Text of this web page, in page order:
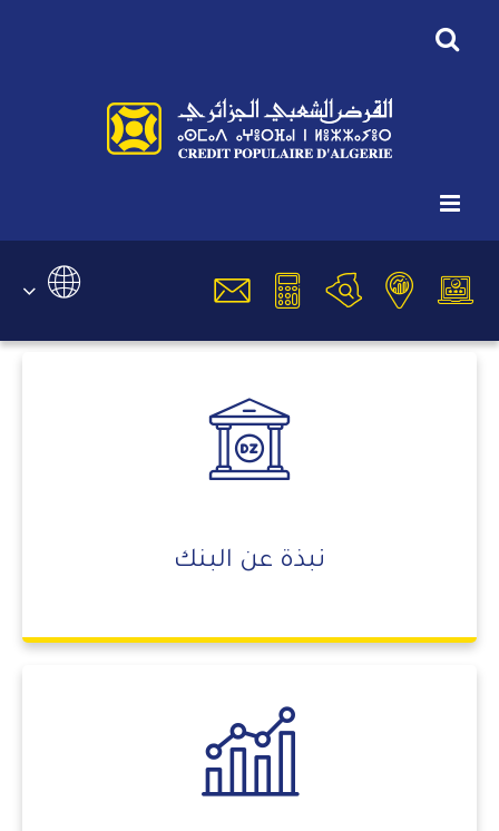
اختر لغتك
أنت هنا:
البنك
نبذة عن البنك